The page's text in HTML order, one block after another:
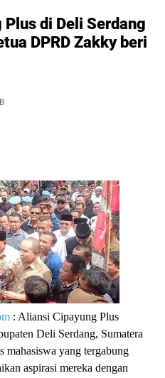
di Deli Serdang
DPRD Zakky beri
: Aliansi Cipayung Plus
Deli Serdang, Sumatera
mahasiswa yang tergabung
aspirasi mereka dengan